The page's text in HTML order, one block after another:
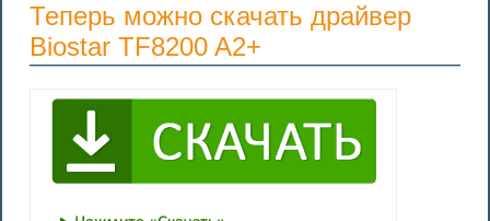
Теперь можно скачать драйвер
Biostar TF8200 A2+